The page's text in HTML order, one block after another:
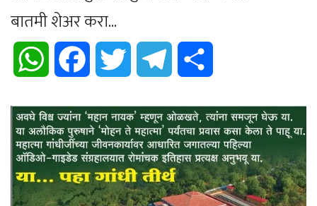
बातमी शेअर करा...
WhatsApp Facebook Twitter Telegram